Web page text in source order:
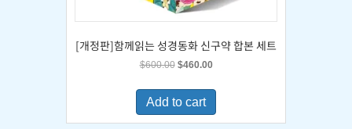
[개정판]함께읽는 성경동화 신구약 합본 세트
$600.00 Original
was:
$600.00.
$460.00Current
is:
Add to cart